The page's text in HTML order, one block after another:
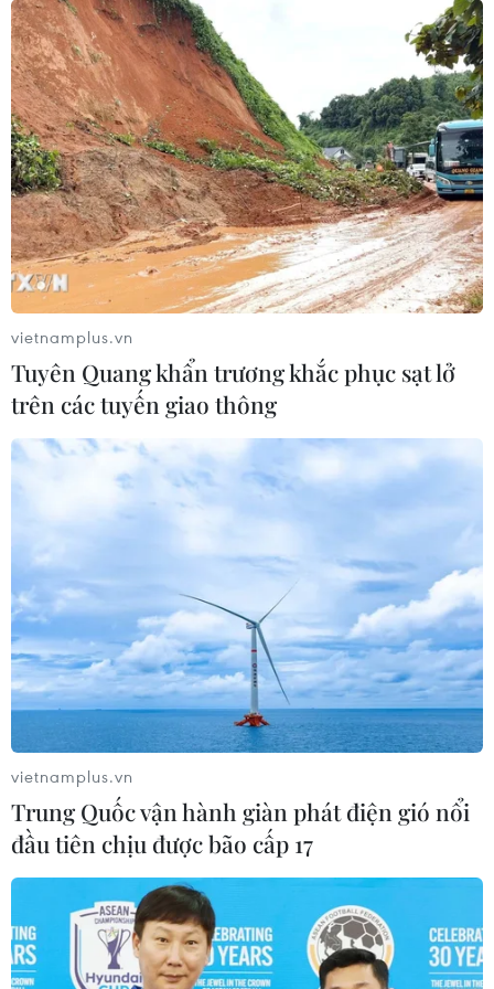
31/05/2021 02:31
Cổ phiếu VIB trên thị trường hiện ở mức giá 64.300
đồng, tăng gần 100% so với đầu năm, giá trị vốn hóa
tại thời điểm hiện tại đạt trên 70.000 tỷ đồng, đứng thứ
18 trong nhóm công ty lớn nhất.
VIB hợp tác Microsoft triển khai nền tảng
điện toán đám mây
28/09/2021 07:24
Trong vòng ba năm tới VIB sẽ thiết kế và đẩy mạnh triển
khai dịch chuyển các ứng dụng lên nền tảng đám mây
đồng thời hiện đại hóa và chuyển khối lượng công việc
của ngân hàng trên nền tảng mới.
vietnamplus.vn
Tuyên Quang khẩn trương khắc phục sạt lở
trên các tuyến giao thông
vietnamplus.vn
Trung Quốc vận hành giàn phát điện gió nổi
đầu tiên chịu được bão cấp 17